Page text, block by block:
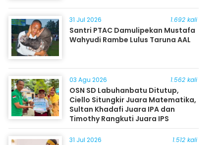
31 Jul 2026 1.692 kali
Santri PTAC Damulipekan Mustafa
Wahyudi Rambe Lulus Taruna AAL
03 Agu 2026 1.562 kali
OSN SD Labuhanbatu Ditutup,
Ciello Situngkir Juara Matematika,
Sultan Khadafi Juara IPA dan
Timothy Rangkuti Juara IPS
31 Jul 2026 1.512 kali